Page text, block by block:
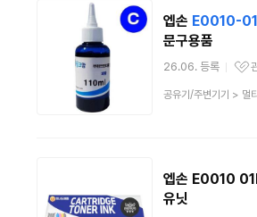
엡손 E0010-
문구용품
26.06. 등록
관심상품
상
공유기/주변기기 > 멀
엡손 E0010
유닛